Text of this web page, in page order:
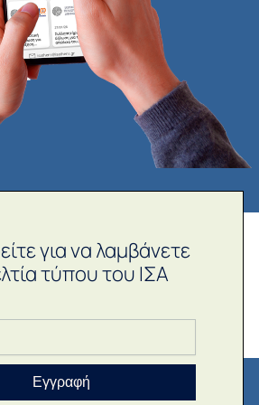
για να λαμβάνετε
τύπου του ΙΣΑ
Εγγραφή